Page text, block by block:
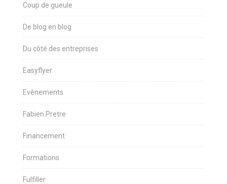
Coup de gueule
De blog en blog
Du côté des entreprises
Easyflyer
Evènements
Fabien Pretre
Financement
Formations
Fulfiller